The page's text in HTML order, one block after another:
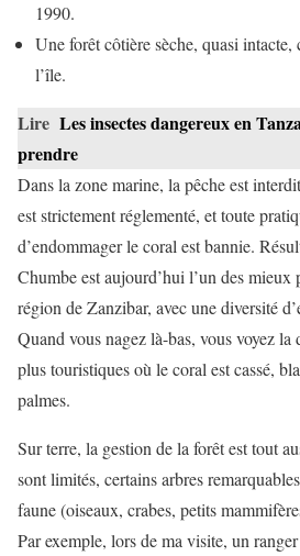
1990.
Une forêt côtière sèche, quasi
l’île.
Lire Les insectes dangereux en
prendre
Dans la zone marine, la pêche est
est strictement réglementé, et toute
d’endommager le coral est bannie.
Chumbe est aujourd’hui l’un des mieux
région de Zanzibar, avec une diversité
Quand vous nagez là-bas, vous voyez la
plus touristiques où le coral est cassé,
palmes.
Sur terre, la gestion de la forêt est tout
sont limités, certains arbres
faune (oiseaux, crabes, petits
Par exemple, lors de ma visite, un